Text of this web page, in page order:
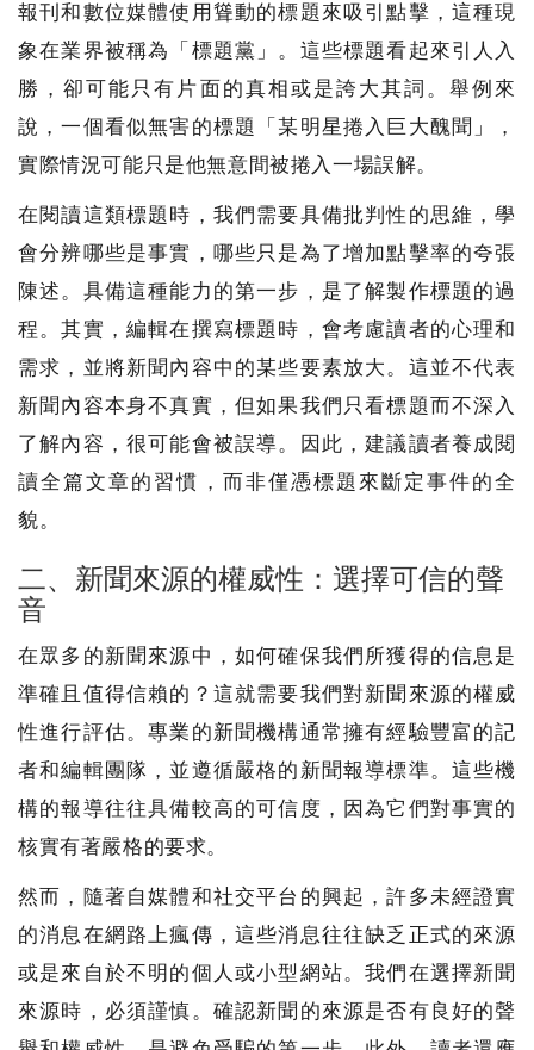
報刊和數位媒體使用聳動的標題來吸引點擊，這種現
象在業界被稱為「標題黨」。這些標題看起來引人入
勝，卻可能只有片面的真相或是誇大其詞。舉例來
說，一個看似無害的標題「某明星捲入巨大醜聞」，
實際情況可能只是他無意間被捲入一場誤解。
在閱讀這類標題時，我們需要具備批判性的思維，學
會分辨哪些是事實，哪些只是為了增加點擊率的夸張
陳述。具備這種能力的第一步，是了解製作標題的過
程。其實，編輯在撰寫標題時，會考慮讀者的心理和
需求，並將新聞內容中的某些要素放大。這並不代表
新聞內容本身不真實，但如果我們只看標題而不深入
了解內容，很可能會被誤導。因此，建議讀者養成閱
讀全篇文章的習慣，而非僅憑標題來斷定事件的全
貌。
二、新聞來源的權威性：選擇可信的聲
音
在眾多的新聞來源中，如何確保我們所獲得的信息是
準確且值得信賴的？這就需要我們對新聞來源的權威
性進行評估。專業的新聞機構通常擁有經驗豐富的記
者和編輯團隊，並遵循嚴格的新聞報導標準。這些機
構的報導往往具備較高的可信度，因為它們對事實的
核實有著嚴格的要求。
然而，隨著自媒體和社交平台的興起，許多未經證實
的消息在網路上瘋傳，這些消息往往缺乏正式的來源
或是來自於不明的個人或小型網站。我們在選擇新聞
來源時，必須謹慎。確認新聞的來源是否有良好的聲